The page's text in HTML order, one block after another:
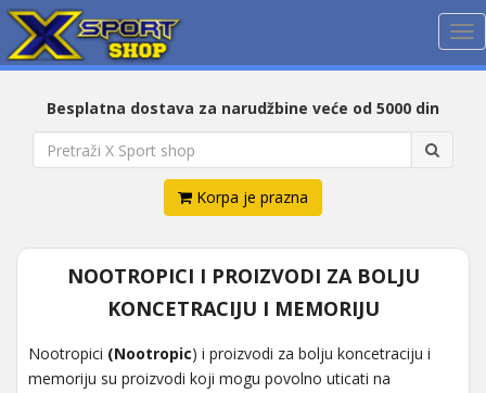
Besplatna dostava za narudžbine veće od 5000 din
Korpa je prazna
NOOTROPICI I PROIZVODI ZA BOLJU
KONCETRACIJU I MEMORIJU
Nootropici (Nootropic) i proizvodi za bolju koncetraciju i
memoriju su proizvodi koji mogu povolno uticati na